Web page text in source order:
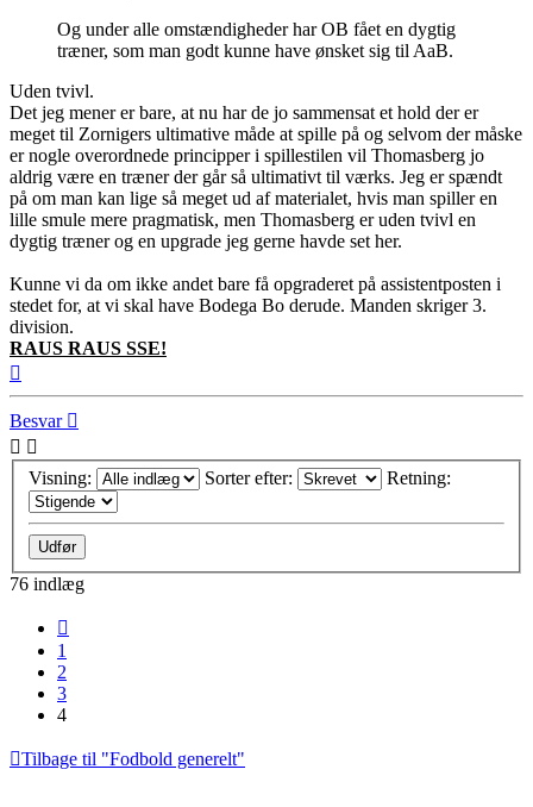
Og under alle omstændigheder har OB fået en dygtig
træner, som man godt kunne have ønsket sig til AaB.
Uden tvivl.
Det jeg mener er bare, at nu har de jo sammensat et hold der er
meget til Zornigers ultimative måde at spille på og selvom der måske
er nogle overordnede principper i spillestilen vil Thomasberg jo
aldrig være en træner der går så ultimativt til værks. Jeg er spændt
på om man kan lige så meget ud af materialet, hvis man spiller en
lille smule mere pragmatisk, men Thomasberg er uden tvivl en
dygtig træner og en upgrade jeg gerne havde set her.
Kunne vi da om ikke andet bare få opgraderet på assistentposten i
stedet for, at vi skal have Bodega Bo derude. Manden skriger 3.
division.
RAUS RAUS SSE!
Besvar
Visning: Sorter efter: Retning:
76 indlæg
1
2
3
4
Tilbage til "Fodbold generelt"